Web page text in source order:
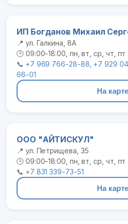
ИП Богданов Михаил
📍 ул. Галкина, 8А
🕒 09:00-18:00, пн, вт, ср, чт, пт
📞 +7 969 766-28-88, +7 929
66-01
На карте
ООО "АЙТИСКУЛ"
📍 ул. Петрищева, 35
🕒 09:00-18:00, пн, вт, ср, чт, пт
📞 +7 831 339-73-51
На карте